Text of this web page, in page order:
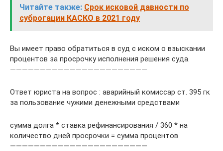
Читайте также: Срок исковой давности по
суброгации КАСКО в 2021 году
Вы имеет право обратиться в суд с иском о взыскании
процентов за просрочку исполнения решения суда.
———————————————————————
Ответ юриста на вопрос : аварийный комиссар ст. 395 гк
за пользование чужими денежными средствами
сумма долга * ставка рефинансирования / 360 * на
количество дней просрочки = сумма процентов
———————————————————————